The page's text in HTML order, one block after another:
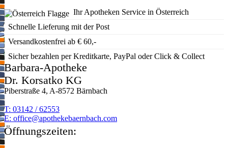
Ihr Apotheken Service in Österreich
Schnelle Lieferung mit der Post
Versandkostenfrei ab € 60,-
Sicher bezahlen per Kreditkarte, PayPal oder Click & Collect
Barbara-Apotheke
Dr. Korsatko KG
Piberstraße 4, A-8572 Bärnbach
T: 03142 / 62553
E: moc.hcabnreabekehtopa@eciffo
Öffnungszeiten: